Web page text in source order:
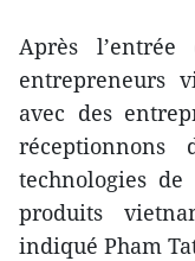
Après
entrepreneurs
avec des
technologies
produits
indiqué Pham